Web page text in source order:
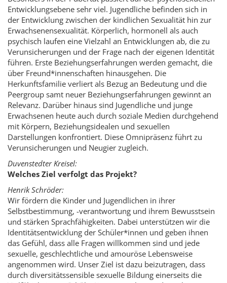
Entwicklungsebene sehr viel. Jugendliche befinden sich in
der Entwicklung zwischen der kindlichen Sexualität hin zur
Erwachsenensexualität. Körperlich, hormonell als auch
psychisch laufen eine Vielzahl an Entwicklungen ab, die zu
Verunsicherungen und der Frage nach der eigenen Identität
führen. Erste Beziehungserfahrungen werden gemacht, die
über Freund*innenschaften hinausgehen. Die
Herkunftsfamilie verliert als Bezug an Bedeutung und die
Peergroup samt neuer Beziehungserfahrungen gewinnt an
Relevanz. Darüber hinaus sind Jugendliche und junge
Erwachsenen heute auch durch soziale Medien durchgehend
mit Körpern, Beziehungsidealen und sexuellen
Darstellungen konfrontiert. Diese Omnipräsenz führt zu
Verunsicherungen und Neugier zugleich.
Duvenstedter Kreisel:
Welches Ziel verfolgt das Projekt?
Henrik Schröder:
Wir fördern die Kinder und Jugendlichen in ihrer
Selbstbestimmung, -verantwortung und ihrem Bewusstsein
und stärken Sprachfähigkeiten. Dabei unterstützen wir die
Identitätsentwicklung der Schüler*innen und geben ihnen
das Gefühl, dass alle Fragen willkommen sind und jede
sexuelle, geschlechtliche und amouröse Lebensweise
angenommen wird. Unser Ziel ist dazu beizutragen, dass
durch diversitätssensible sexuelle Bildung einerseits die